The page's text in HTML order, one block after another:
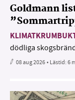
Goldmann
dödliga
08 aug 2026• Lästid:6